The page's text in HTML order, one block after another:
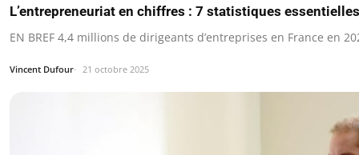
L’entrepreneuriat en chiffres : 7 statistiques
EN BREF 4,4 millions de dirigeants d’entreprises en France en
Vincent Dufour 21 octobre 2025